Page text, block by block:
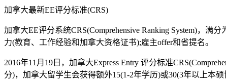
加拿大最新EE评分标准(CRS)
加拿大EE评分系统CRS(Comprehensive Ranking System)，
力(教育、工作经验和加拿大资格证书);雇主offer和省提名。
2016年11月19日，加拿大Express Entry 评分标准
分)，加拿大留学生会获得额外15(1-2年学历)或30(3年以上本硕